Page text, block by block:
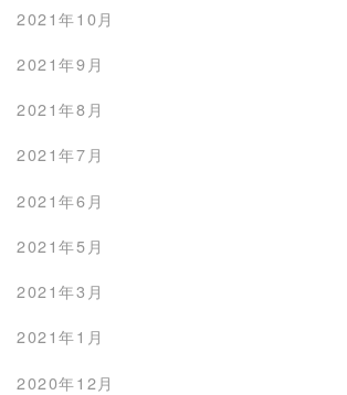
2021年10月
2021年9月
2021年8月
2021年7月
2021年6月
2021年5月
2021年3月
2021年1月
2020年12月